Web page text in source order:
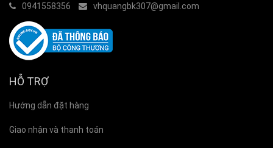
0941558356 vhquangbk307@gmail.com
HỖ TRỢ
Hướng dẫn đặt hàng
Giao nhận và thanh toán